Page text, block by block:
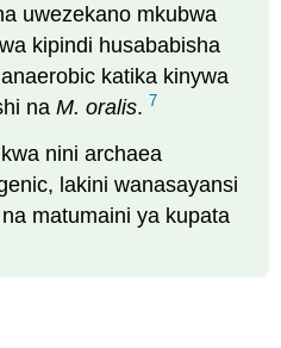
uwezekano mkubwa
kipindi husababisha
katika kinywa
naM. oralis. 7
nini archaea
lakini wanasayansi
matumaini ya kupata